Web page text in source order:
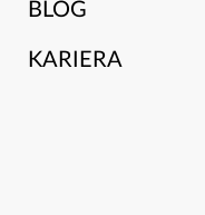
BLOG
KARIERA